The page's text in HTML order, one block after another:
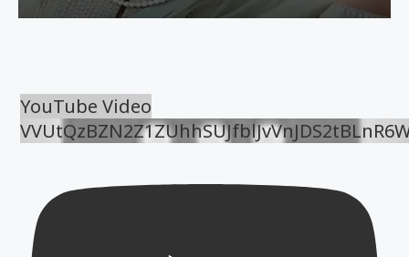
YouTube Video